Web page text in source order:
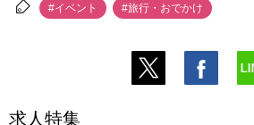
#イベント #旅行・おでかけ
求人特集